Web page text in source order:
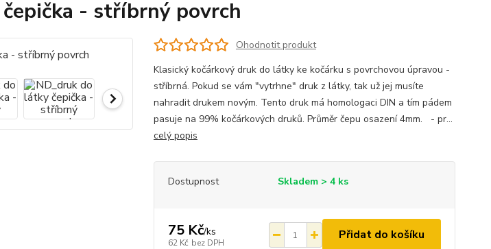
- stříbrný povrch
Ohodnotit produkt
Klasický kočárkový druk do látky ke kočárku s povrchovou úpravou -
stříbrná. Pokud se vám "vytrhne" druk z látky, tak už jej musíte
nahradit drukem novým. Tento druk má homologaci DIN a tím pádem
pasuje na 99% kočárkových druků. Průměr čepu osazení 4mm. - pr...
celý popis
Dostupnost Skladem > 4 ks
75 Kč/ks
62 Kč bez DPH
Přidat do košíku